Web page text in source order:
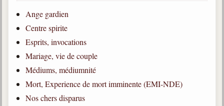
Esprits
Médiums
Les hommes
Allan Kardec
1804-1869
Ange gardien
Centre spirite
Esprits, invocations
Mariage, vie de couple
Médiums, médiumnité
Mort, Experience de mort imminente (EMI-NDE)
Nos chers disparus